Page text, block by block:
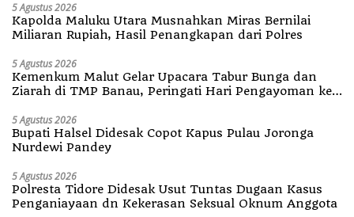
5 Agustus 2026
Kapolda Maluku Utara Musnahkan Miras Bernilai
Miliaran Rupiah, Hasil Penangkapan dari Polres
5 Agustus 2026
Kemenkum Malut Gelar Upacara Tabur Bunga dan
Ziarah di TMP Banau, Peringati Hari Pengayoman ke-
5 Agustus 2026
Bupati Halsel Didesak Copot Kapus Pulau Joronga
Nurdewi Pandey
5 Agustus 2026
Polresta Tidore Didesak Usut Tuntas Dugaan Kasus
Penganiayaan dn Kekerasan Seksual Oknum Anggota